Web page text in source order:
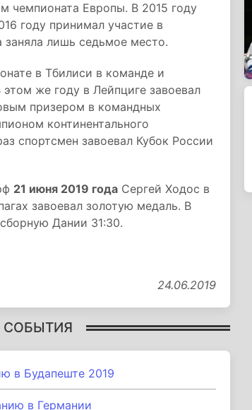
чемпионата Европы. В 2015 году
году принимал участие в
лишь седьмое место.
в Тбилиси в команде и
же году в Лейпциге завоевал
призером в командных
континентального
спортсмен завоевал Кубок России
21 июня 2019 года Сергей Ходос в
завоевал золотую медаль. В
Дании 31:30.
24.06.2019
СОБЫТИЯ
в Будапеште 2019
в Германии